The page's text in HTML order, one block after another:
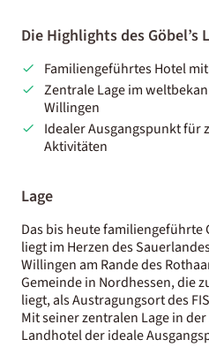
Die Highlights des
Familiengeführtes Hotel
Zentrale Lage im
Willingen
Idealer Ausgangspunkt für
Aktivitäten
Lage
Das bis heute familiengeführte
liegt im Herzen des
Willingen am Rande des
Gemeinde in Nordhessen, die
liegt, als Austragungsort des
Mit seiner zentralen Lage in
Landhotel der ideale